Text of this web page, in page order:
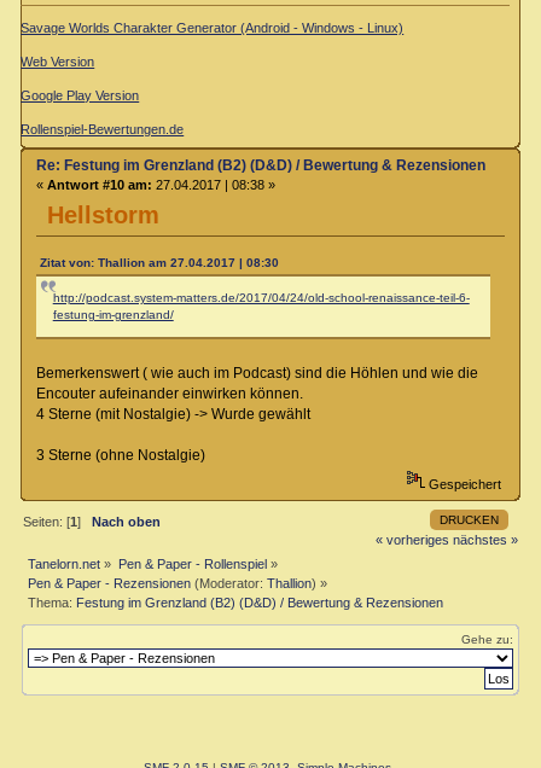
Savage Worlds Charakter Generator (Android - Windows - Linux)
Web Version
Google Play Version
Rollenspiel-Bewertungen.de
Hellstorm
Re: Festung im Grenzland (B2) (D&D) / Bewertung & Rezensionen
« Antwort #10 am: 27.04.2017 | 08:38 »
Zitat von: Thallion am 27.04.2017 | 08:30
http://podcast.system-matters.de/2017/04/24/old-school-renaissance-teil-6-
festung-im-grenzland/
Bemerkenswert ( wie auch im Podcast) sind die Höhlen und wie die
Encouter aufeinander einwirken können.
4 Sterne (mit Nostalgie) -> Wurde gewählt
3 Sterne (ohne Nostalgie)
Gespeichert
DRUCKEN
Seiten: [1]Nach oben
« vorheriges nächstes »
Tanelorn.net » Pen & Paper - Rollenspiel»
Pen & Paper - Rezensionen (Moderator:Thallion) »
Thema: Festung im Grenzland (B2) (D&D) / Bewertung & Rezensionen
Gehe zu: